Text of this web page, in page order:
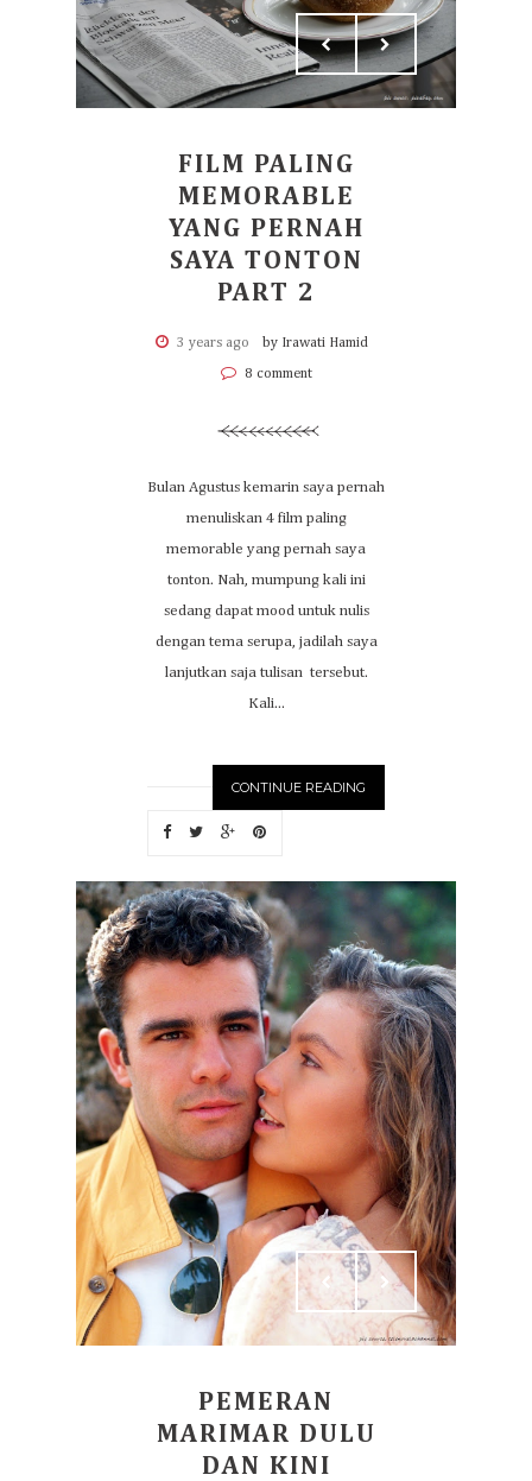
FILM PALING
MEMORABLE
YANG PERNAH
SAYA TONTON
PART 2
3 years ago by Irawati Hamid
8 comment
Bulan Agustus kemarin saya pernah
menuliskan 4 film paling
memorable yang pernah saya
tonton. Nah, mumpung kali ini
sedang dapat mood untuk nulis
dengan tema serupa, jadilah saya
lanjutkan saja tulisan tersebut.
Kali...
CONTINUE READING
PEMERAN
MARIMAR DULU
DAN KINI